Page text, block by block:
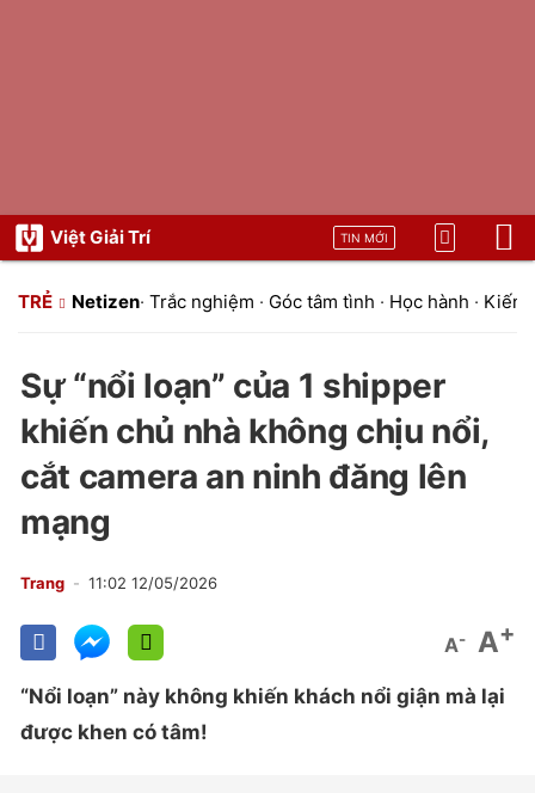
Việt Giải Trí TIN MỚI
TRẺ Netizen· Trắc nghiệm · Góc tâm tình · Học hành · Kiến
Sự “nổi loạn” của 1 shipper
khiến chủ nhà không chịu nổi,
cắt camera an ninh đăng lên
mạng
Trang 11:02 12/05/2026
A- A+
“Nổi loạn” này không khiến khách nổi giận mà lại
được khen có tâm!